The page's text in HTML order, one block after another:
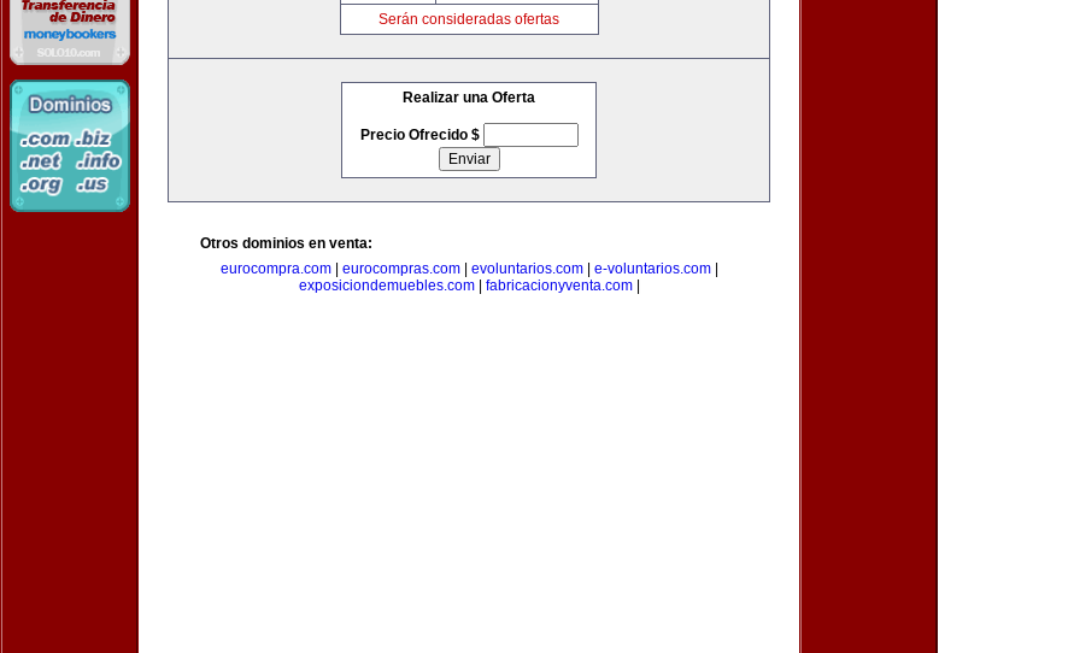
Serán consideradas ofertas
Realizar una Oferta
Precio Ofrecido $
Otros dominios en venta:
eurocompra.com| eurocompras.com| evoluntarios.com| e-voluntarios.com|
exposiciondemuebles.com| fabricacionyventa.com|